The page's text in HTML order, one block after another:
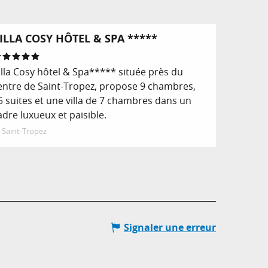
COSY HÔTEL & SPA *****
Cosy hôtel & Spa***** située près du
de Saint-Tropez, propose 9 chambres,
suites et une villa de 7 chambres dans un
luxueux et paisible.
Saint-Tropez
Signaler une erreur